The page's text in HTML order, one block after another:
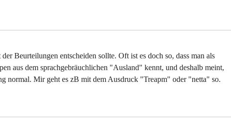
Beurteilungen entscheiden sollte. Oft ist es doch so, dass man als
aus dem sprachgebräuchlichen "Ausland" kennt, und deshalb meint,
normal. Mir geht es zB mit dem Ausdruck "Treapm" oder "netta" so.